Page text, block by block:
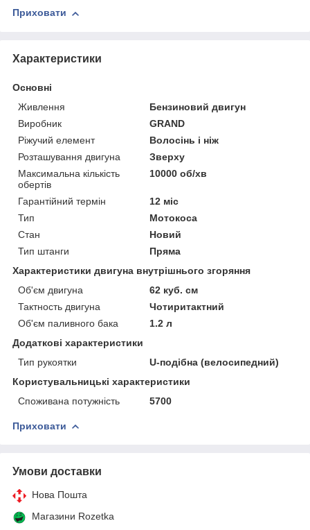
Приховати
Характеристики
Основні
Живлення
Бензиновий двигун
Виробник
GRAND
Ріжучий елемент
Волосінь і ніж
Розташування двигуна
Зверху
Максимальна кількість
обертів
10000 об/хв
Гарантійний термін
12 міс
Тип
Мотокоса
Стан
Новий
Тип штанги
Пряма
Характеристики двигуна внутрішнього згоряння
Об'єм двигуна
62 куб. см
Тактность двигуна
Чотиритактний
Об'єм паливного бака
1.2 л
Додаткові характеристики
Тип рукоятки
U-подібна (велосипедний)
Користувальницькі характеристики
Споживана потужність
5700
Приховати
Умови доставки
Нова Пошта
Магазини Rozetka